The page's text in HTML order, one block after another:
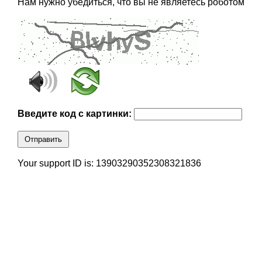
Нам нужно убедиться, что вы не являетесь роботом
Введите код с картинки:
Отправить
Your support ID is: 13903290352308321836